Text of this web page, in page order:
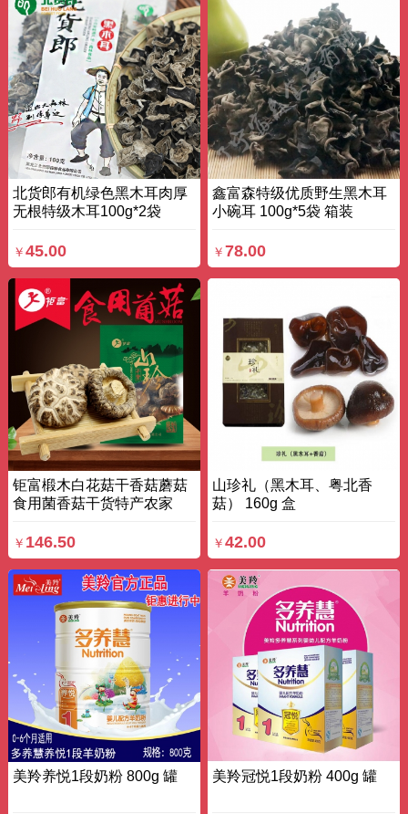
北货郎有机绿色黑木耳肉厚
无根特级木耳100g*2袋
￥ 45.00
鑫富森特级优质野生黑木耳
小碗耳 100g*5袋 箱装
￥78.00
钜富椴木白花菇干香菇蘑菇
食用菌香菇干货特产农家
￥ 146.50
山珍礼（黑木耳、粤北香
菇） 160g 盒
￥42.00
美羚养悦1段奶粉 800g 罐 美羚冠悦1段奶粉 400g 罐